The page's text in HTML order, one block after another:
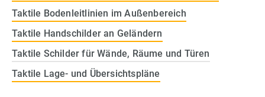
Taktile Bodenleitlinien im Außenbereich
Taktile Handschilder an Geländern
Taktile Schilder für Wände, Räume und Türen
Taktile Lage- und Übersichtspläne